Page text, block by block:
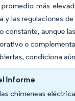
más
y las regulaciones
aunque
o
condiciona
Informe
chimeneas